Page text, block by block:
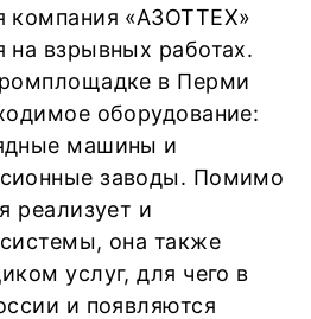
компания «АЗОТТЕХ»
на взрывных работах.
в Перми
оборудование:
машины и
заводы. Помимо
реализует и
она также
услуг, для чего в
и появляются